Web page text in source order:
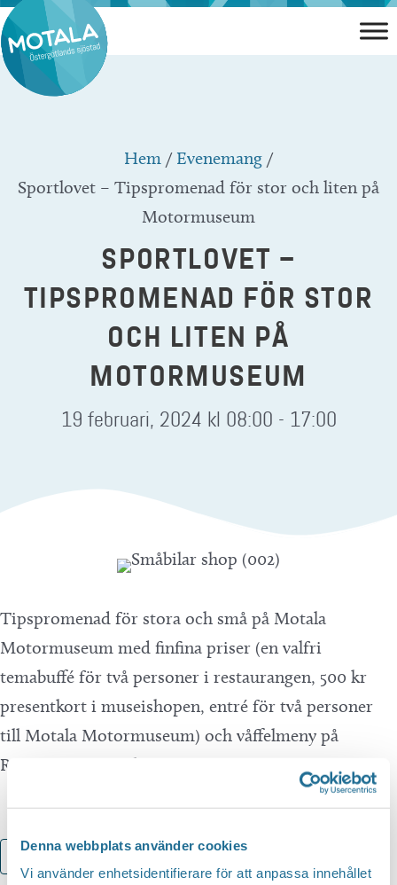
Denna webbplats använder cookies
Vi använder enhetsidentifierare för att anpassa innehållet
Hoppa
till
innehåll
Hem /Evenemang /
Sportlovet – Tipspromenad för stor och liten på
Motormuseum
SPORTLOVET –
TIPSPROMENAD FÖR STOR
OCH LITEN PÅ
MOTORMUSEUM
19 februari, 2024 kl 08:00 - 17:00
Tipspromenad för stora och små på Motala
Motormuseum med finfina priser (en valfri
temabuffé för två personer i restaurangen, 500 kr
presentkort i museishopen, entré för två personer
till Motala Motormuseum) och våffelmeny på
Restaurang Nostalgi.
Lägg till i kalender